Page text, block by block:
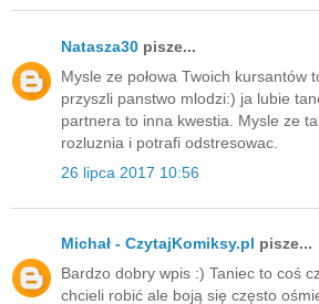
Natasza30 pisze...
Mysle ze połowa Twoich kursantów
przyszli panstwo mlodzi:) ja lubie
partnera to inna kwestia. Mysle ze
rozluznia i potrafi odstresowac.
26 lipca 2017 10:56
Michał - CzytajKomiksy.pl pisze...
Bardzo dobry wpis :) Taniec to coś
chcieli robić ale boją się często